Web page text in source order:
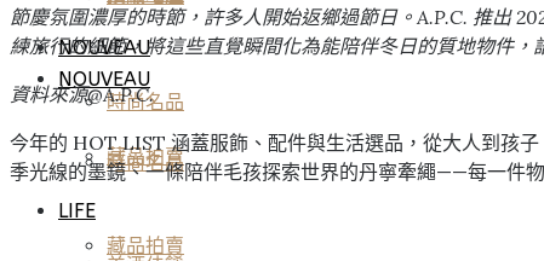
NOUVEAU
時尚名品
藏品拍賣
NOUVEAU
時尚名品
藏品拍賣
LIFE
節慶氛圍濃厚的時節，許多人開始返鄉過節日。A.P.C. 推出
練旅行的細節，將這些直覺瞬間化為能陪伴冬日的質地物件，
資料來源@A.P.C.
今年的 HOT LIST 涵蓋服飾、配件與生活選品，從大人到孩
季光線的墨鏡、一條陪伴毛孩探索世界的丹寧牽繩——每一件